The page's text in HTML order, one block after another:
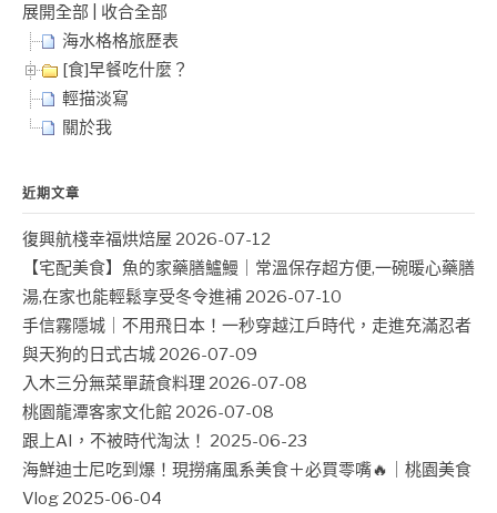
展開全部
收合全部
海水格格旅歷表
[食]早餐吃什麼？
輕描淡寫
關於我
近期文章
復興航棧幸福烘焙屋 2026-07-12
【宅配美食】魚的家藥膳鱸鰻｜常溫保存超方便,一碗暖心藥膳
湯,在家也能輕鬆享受冬令進補 2026-07-10
手信霧隱城｜不用飛日本！一秒穿越江戶時代，走進充滿忍者
與天狗的日式古城 2026-07-09
入木三分無菜單蔬食料理 2026-07-08
桃園龍潭客家文化館 2026-07-08
跟上AI，不被時代淘汰！ 2025-06-23
海鮮迪士尼吃到爆！現撈痛風系美食＋必買零嘴🔥｜桃園美食
Vlog 2025-06-04